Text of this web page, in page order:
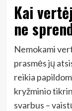
Kai
ne
Nemokami
prasmės jų
reikia
kryžminio
svarbus –